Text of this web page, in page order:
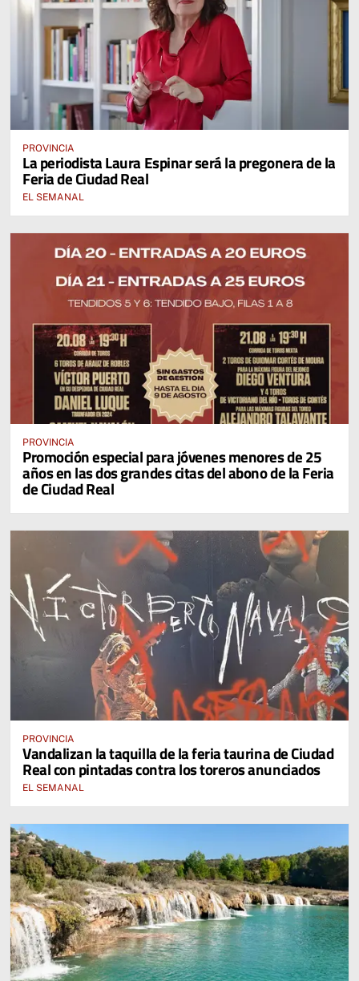
PROVINCIA
La periodista Laura Espinar será la pregonera de la
Feria de Ciudad Real
EL SEMANAL
PROVINCIA
Promoción especial para jóvenes menores de 25
años en las dos grandes citas del abono de la Feria
de Ciudad Real
PROVINCIA
Vandalizan la taquilla de la feria taurina de Ciudad
Real con pintadas contra los toreros anunciados
EL SEMANAL